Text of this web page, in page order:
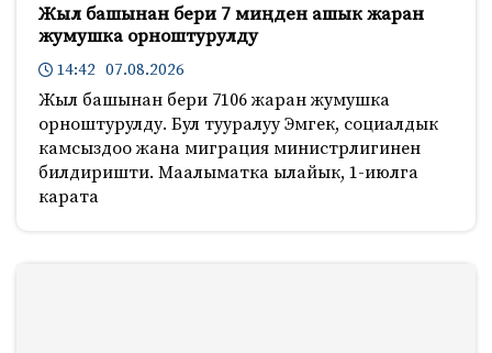
Жыл башынан бери 7 миңден ашык жаран
жумушка орноштурулду
14:42 07.08.2026
Жыл башынан бери 7106 жаран жумушка
орноштурулду. Бул тууралуу Эмгек, социалдык
камсыздоо жана миграция министрлигинен
билдиришти. Маалыматка ылайык, 1-июлга
карата